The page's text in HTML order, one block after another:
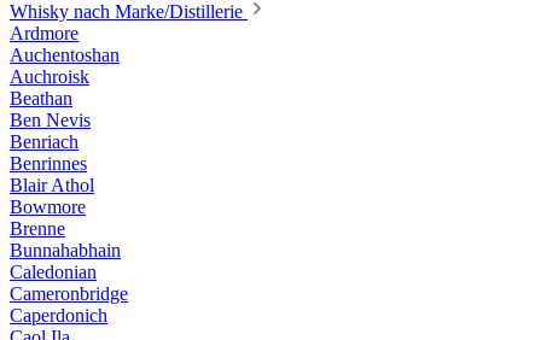
Whisky nach Marke/Distillerie
Ardmore
Auchentoshan
Auchroisk
Beathan
Ben Nevis
Benriach
Benrinnes
Blair Athol
Bowmore
Brenne
Bunnahabhain
Caledonian
Cameronbridge
Caperdonich